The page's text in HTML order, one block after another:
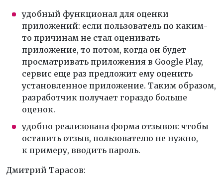
удобный функционал для оценки
приложений: если пользователь по каким-
то причинам не стал оценивать
приложение, то потом, когда он будет
просматривать приложения в Google Play,
сервис еще раз предложит ему оценить
установленное приложение. Таким образом,
разработчик получает гораздо больше
оценок.
удобно реализована форма отзывов: чтобы
оставить отзыв, пользователю не нужно,
к примеру, вводить пароль.
Дмитрий Тарасов: